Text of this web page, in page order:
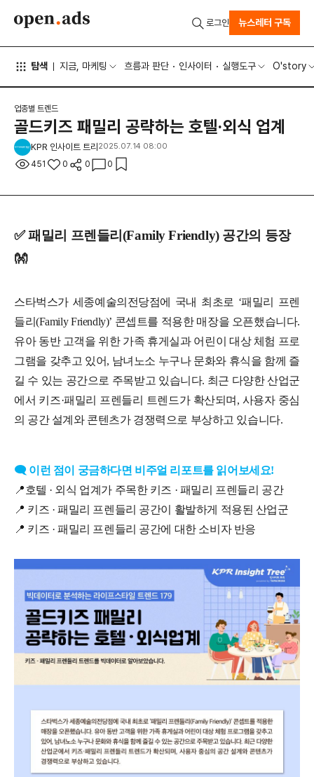
탐색 지금, 마케팅 흐름과 판단 인사이터 실행도구 O'story
로그인 뉴스레터 구독
업종별 트렌드
골드키즈 패밀리 공략하는 호텔·외식 업계
KPR 인사이트 트리 2025.07.14 08:00
451 0 0 0
✅ 패밀리 프렌들리 (Family Friendly) 공간의 등장
👐
스타벅스가 세종예술의전당점에 국내 최초로 ‘패밀리 프렌
들리(Family Friendly)’ 콘셉트를 적용한 매장을 오픈했습니다.
유아 동반 고객을 위한 가족 휴게실과 어린이 대상 체험 프로
그램을 갖추고 있어, 남녀노소 누구나 문화와 휴식을 함께 즐
길 수 있는 공간으로 주목받고 있습니다. 최근 다양한 산업군
에서 키즈·패밀리 프렌들리 트렌드가 확산되며 , 사용자 중심
의 공간 설계와 콘텐츠가 경쟁력으로 부상하고 있습니다.
🗨️ 이런 점이 궁금하다면 비주얼 리포트를 읽어보세요!
📍 호텔 · 외식 업계가 주목한 키즈 · 패밀리 프렌들리 공간
📍 키즈 · 패밀리 프렌들리 공간이 활발하게 적용된 산업군
📍 키즈 · 패밀리 프렌들리 공간에 대한 소비자 반응